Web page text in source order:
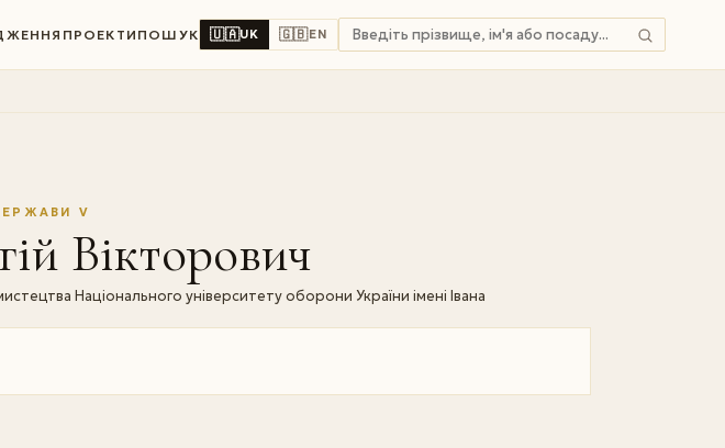
ПРОЕКТИ ПОШУК 🇺🇦UK 🇬🇧EN
V
Вікторович
Національного університету оборони України імені Івана